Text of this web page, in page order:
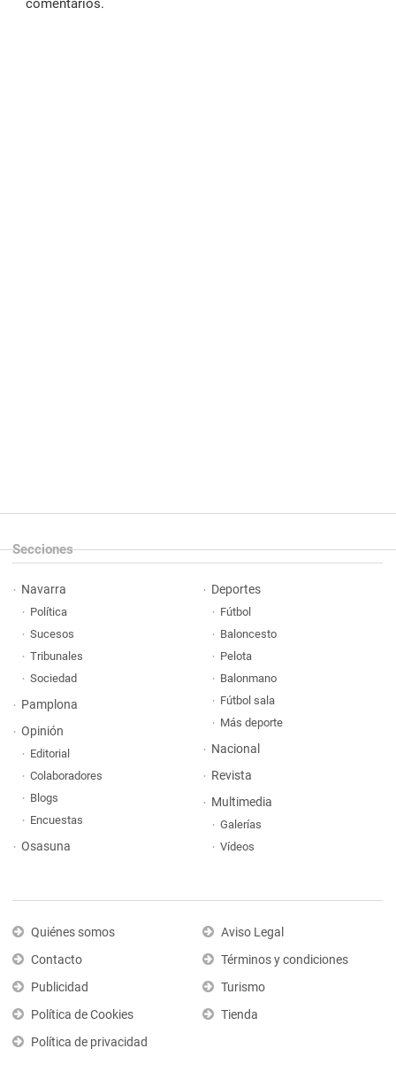
comentarios.
Secciones
Navarra
Política
Sucesos
Tribunales
Sociedad
Pamplona
Opinión
Editorial
Colaboradores
Blogs
Encuestas
Osasuna
Deportes
Fútbol
Baloncesto
Pelota
Balonmano
Fútbol sala
Más deporte
Nacional
Revista
Multimedia
Galerías
Vídeos
Quiénes somos
Contacto
Publicidad
Política de Cookies
Política de privacidad
Aviso Legal
Términos y condiciones
Turismo
Tienda